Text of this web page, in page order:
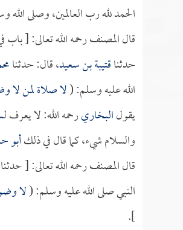
الحمد لله رب العالمين، وصلى
قال المصنف رحمه الله تعالى: [ باب
حدثناقتيبة بن سعيد، قال: حدثنا
الله عليه وسلم: (لا صلاة لمن لا
يقولالبخاريرحمه الله: لا يعرف لـ
والسلام شيء، كما قال في ذلكأبو
قال المصنف رحمه الله تعالى: [
النبي صلى الله عليه وسلم: (لا
].